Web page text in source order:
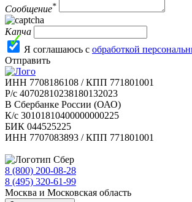
Сообщение*
Капча
Я соглашаюсь с обработкой
Отправить
ИНН 7708186108 / КПП 771801001
Р/с 40702810238180132023
В Сбербанке России (ОАО)
К/с 30101810400000000225
БИК 044525225
ИНН 7707083893 / КПП 771801001
8 (800) 200-08-28
8 (495) 320-61-99
Москва и Московская область